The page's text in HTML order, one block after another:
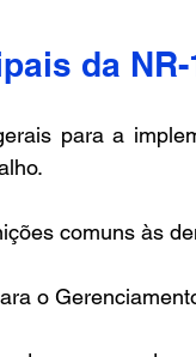
da NR-
para a
comuns às
o